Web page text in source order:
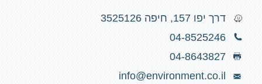
דרך יפו 157, חיפה 3525126
04-8525246
04-8643827
info@environment.co.il